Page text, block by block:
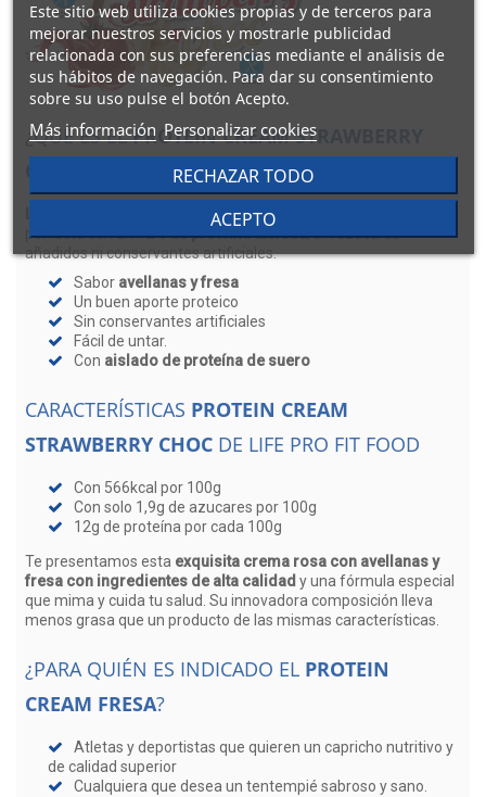
¿QUÉ ES ELPROTEIN CREAM STRAWBERRY
DE LIFE PRO FIT FOOD?
La mejor crema rosa con avellanas y fresa
perfecta con un 12% de proteína aislada, sin azúcares
añadidos ni conservantes artificiales.
Sabor avellanas y fresa
Un buen aporte proteico
Sin conservantes artificiales
Fácil de untar.
Con aislado de proteína de suero
CARACTERÍSTICAS PROTEIN CREAM
STRAWBERRY CHOC DE LIFE PRO FIT FOOD
Con 566kcal por 100g
Con solo 1,9g de azucares por 100g
12g de proteína por cada 100g
Te presentamos esta exquisita crema rosa con avellanas y
fresa con ingredientes de alta calidad y una fórmula especial
que mima y cuida tu salud. Su innovadora composición lleva
menos grasa que un producto de las mismas características.
¿PARA QUIÉN ES INDICADO EL PROTEIN
CREAM FRESA?
Atletas y deportistas que quieren un capricho nutritivo y
de calidad superior
Cualquiera que desea un tentempié sabroso y sano.
Este sitio web utiliza cookies propias y de terceros para
mejorar nuestros servicios y mostrarle publicidad
relacionada con sus preferencias mediante el análisis de
sus hábitos de navegación. Para dar su consentimiento
sobre su uso pulse el botón Acepto.
Más información Personalizar cookies
RECHAZAR TODO
ACEPTO